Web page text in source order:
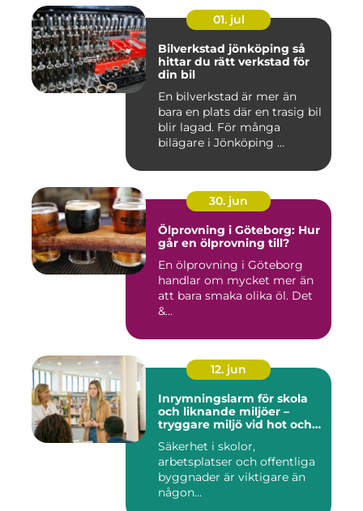
01. jul
Bilverkstad jönköping så
hittar du rätt verkstad för
din bil
En bilverkstad är mer än
bara en plats där en trasig bil
blir lagad. För många
bilägare i Jönköping ...
30. jun
Ölprovning i Göteborg: Hur
går en ölprovning till?
En ölprovning i Göteborg
handlar om mycket mer än
att bara smaka olika öl. Det
&...
12. jun
Inrymningslarm för skola
och liknande miljöer –
tryggare miljö vid hot och
Säkerhet i skolor,
arbetsplatser och offentliga
byggnader är viktigare än
någon...